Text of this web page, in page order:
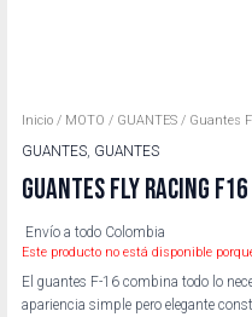
Inicio / MOTO / GUANTES / Guantes
GUANTES GUANTES
GUANTES FLY RACING
Envío a todo Colombia
Este producto no está disponible
El guantes F-16 combina todo lo
apariencia simple pero elegante